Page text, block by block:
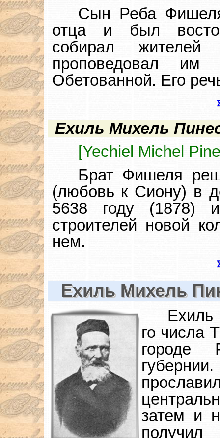
Сын Реба
отца и был
собирал
проповедовал
Обетованной. Его
Ехиль Михель
[Yechiel Michel
Брат Фишеля
(любовь к Сиону) в
5638 году (1878)
строителей новой
нем.
Ехиль Михель
го числа
городе
затем и